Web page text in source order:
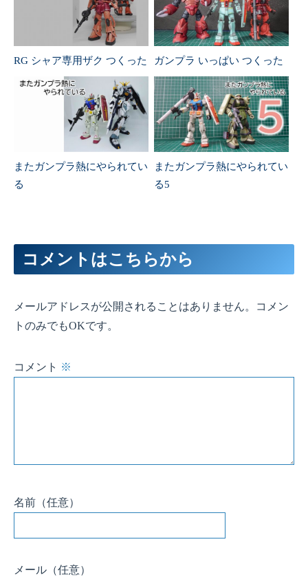
RG シャア専用ザク つくった ガンプラ いっぱい つくった
またガンプラ熱にやられてい
る
またガンプラ熱にやられてい
る5
コメントはこちらから
メールアドレスが公開されることはありません。コメン
トのみでもOKです。
コメント ※
名前 （任意）
メール （任意）